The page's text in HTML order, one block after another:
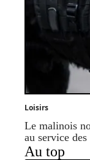
Loisirs
Le malinois
au service
Au top